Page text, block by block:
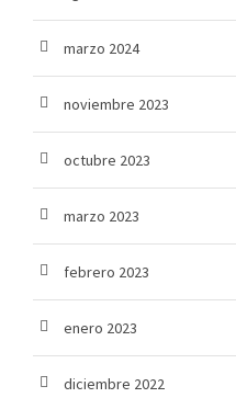
marzo 2024
noviembre 2023
octubre 2023
marzo 2023
febrero 2023
enero 2023
diciembre 2022